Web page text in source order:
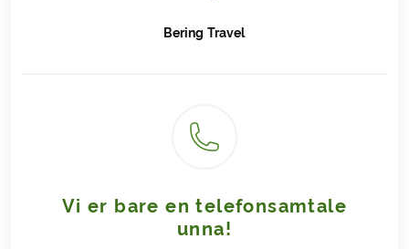
Bering Travel
Vi er bare en telefonsamtale
unna!